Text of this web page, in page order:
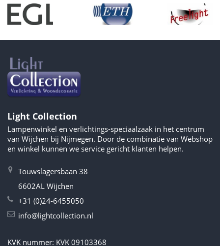
Light Collection
Lampenwinkel en verlichtings-speciaalzaak in het centrum
van Wijchen bij Nijmegen. Door de combinatie van Webshop
en winkel kunnen we service gericht klanten helpen.
Touwslagersbaan 38
6602AL Wijchen
+31 (0)24-6455050
info@lightcollection.nl
KVK nummer: KVK 09103368